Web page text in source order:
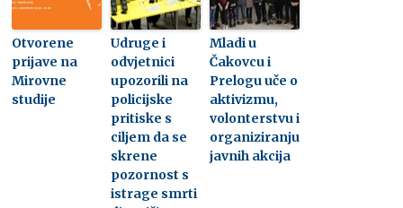
Otvorene
prijave na
Mirovne
studije
Udruge i
odvjetnici
upozorili na
policijske
pritiske s
ciljem da se
skrene
pozornost s
istrage smrti
Mladi u
Čakovcu i
Prelogu uče o
aktivizmu,
volonterstvu i
organiziranju
javnih akcija